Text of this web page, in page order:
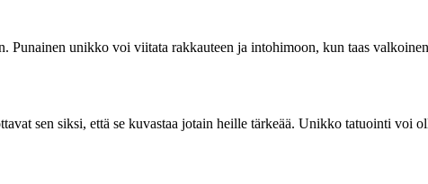
unikko voi viitata rakkauteen ja intohimoon, kun taas
sen siksi, että se kuvastaa jotain heille tärkeää. Unikko tatuointi voi